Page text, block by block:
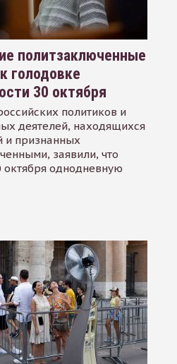
политзаключенные
голодовке
30 октября
политиков и
деятелей, находящихся
и признанных
заявили, что
октября однодневную